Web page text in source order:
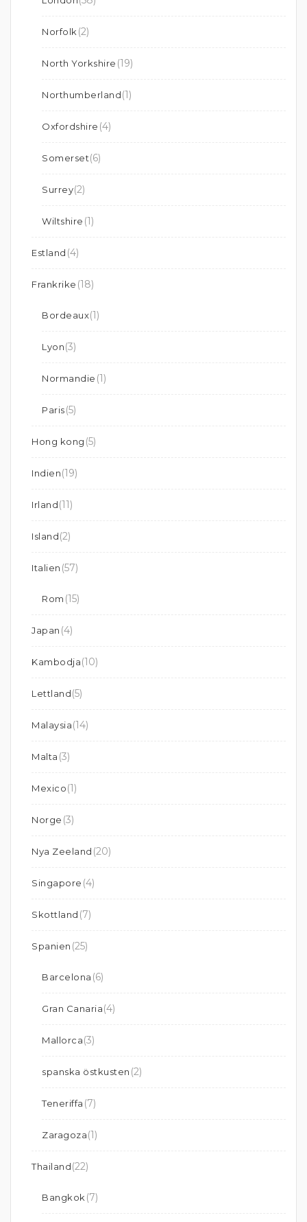
Norfolk (2)
North Yorkshire (19)
Northumberland(1)
Oxfordshire (4)
Somerset(6)
Surrey(2)
Wiltshire (1)
Estland (4)
Frankrike (18)
Bordeaux(1)
Lyon(3)
Normandie (1)
Paris(5)
Hong kong (5)
Indien(19)
Irland(11)
Island(2)
Italien (57)
Rom (15)
Japan (4)
Kambodja(10)
Lettland(5)
Malaysia(14)
Malta (3)
Mexico(1)
Norge (3)
Nya Zeeland (20)
Singapore (4)
Skottland (7)
Spanien (25)
Barcelona (6)
Gran Canaria(4)
Mallorca(3)
spanska östkusten (2)
Teneriffa (7)
Zaragoza(1)
Thailand(22)
Bangkok (7)